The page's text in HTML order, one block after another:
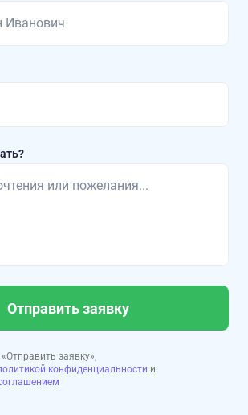
Отправить заявку
заявку»,
конфиденциальности и